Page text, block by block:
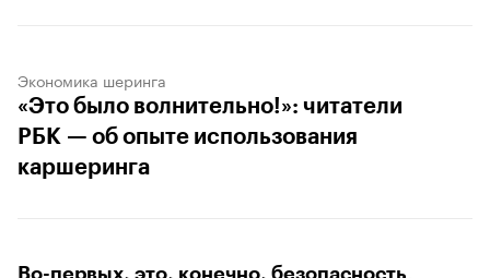
Экономика шеринга
«Это было волнительно!»: читатели
РБК — об опыте использования
каршеринга
Во-первых, это, конечно, безопасность